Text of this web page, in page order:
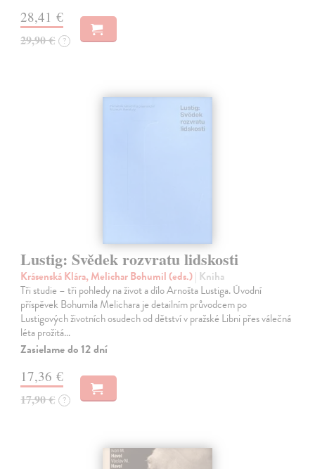
28,41 €
29,90 € ?
Lustig: Svědek rozvratu lidskosti
Krásenská Klára, Melichar Bohumil (eds.)| Kniha
Tři studie – tři pohledy na život a dílo Arnošta Lustiga. Úvodní
příspěvek Bohumila Melichara je detailním průvodcem po
Lustigových životních osudech od dětství v pražské Libni přes válečná
léta prožitá…
Zasielame do 12 dní
17,36 €
17,90 € ?